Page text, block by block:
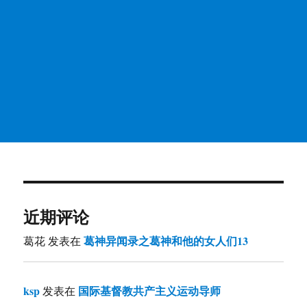
近期评论
葛花 发表在葛神异闻录之葛神和他的女人们13
ksp 发表在 国际基督教共产主义运动导师